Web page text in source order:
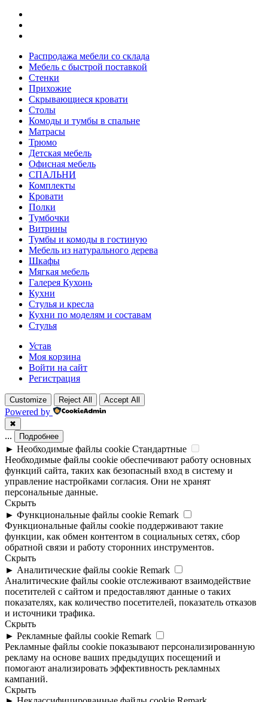
Распродажа мебели со склада
Мебель с быстрой поставкой
Стенки
Прихожие
Скрывающиеся кровати
Столы
Комоды и тумбы в спальне
Матрасы
Трюмо
Детская мебель
Офисная мебель
СПАЛЬНИ
Комплекты
Кровати
Полки
Тумбочки
Витрины
Тумбы и комоды в гостиную
Мебель из натурального дерева
Шкафы
Мягкая мебель
Галерея Кухонь
Кухни
Стулья и кресла
Кухни по моделям и составам
Стулья
Устав
Моя корзина
Войти на сайт
Регистрация
Customize Reject All Accept All
Powered by
✖
... Подробнее
► Необходимые файлы cookie Стандартные
Необходимые файлы cookie обеспечивают работу основных
функций сайта, таких как безопасный вход в систему и
управление настройками согласия. Они не хранят
персональные данные.
Скрыть
► Функциональные файлы cookie Remark
Функциональные файлы cookie поддерживают такие
функции, как обмен контентом в социальных сетях, сбор
обратной связи и работу сторонних инструментов.
Скрыть
► Аналитические файлы cookie Remark
Аналитические файлы cookie отслеживают взаимодействие
посетителей с сайтом и предоставляют данные о таких
показателях, как количество посетителей, показатель отказов
и источники трафика.
Скрыть
► Рекламные файлы cookie Remark
Рекламные файлы cookie показывают персонализированную
рекламу на основе ваших предыдущих посещений и
помогают анализировать эффективность рекламных
кампаний.
Скрыть